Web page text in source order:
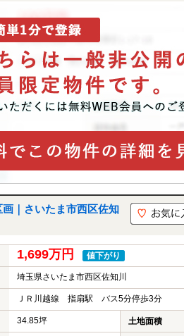
｜さいたま市西区佐知
1,699万円 値下がり
埼玉県さいたま市西区佐知川
ＪＲ川越線 指扇駅 バス5分停歩3分
34.85坪 土地面積